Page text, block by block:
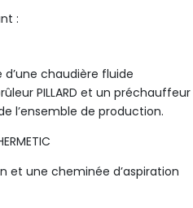
:
chaudière fluide
PILLARD et un préchauffeur
l’ensemble de production.
et une cheminée d’aspiration